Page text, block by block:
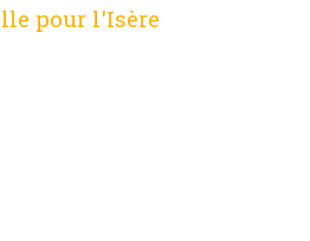
pour l'Isère